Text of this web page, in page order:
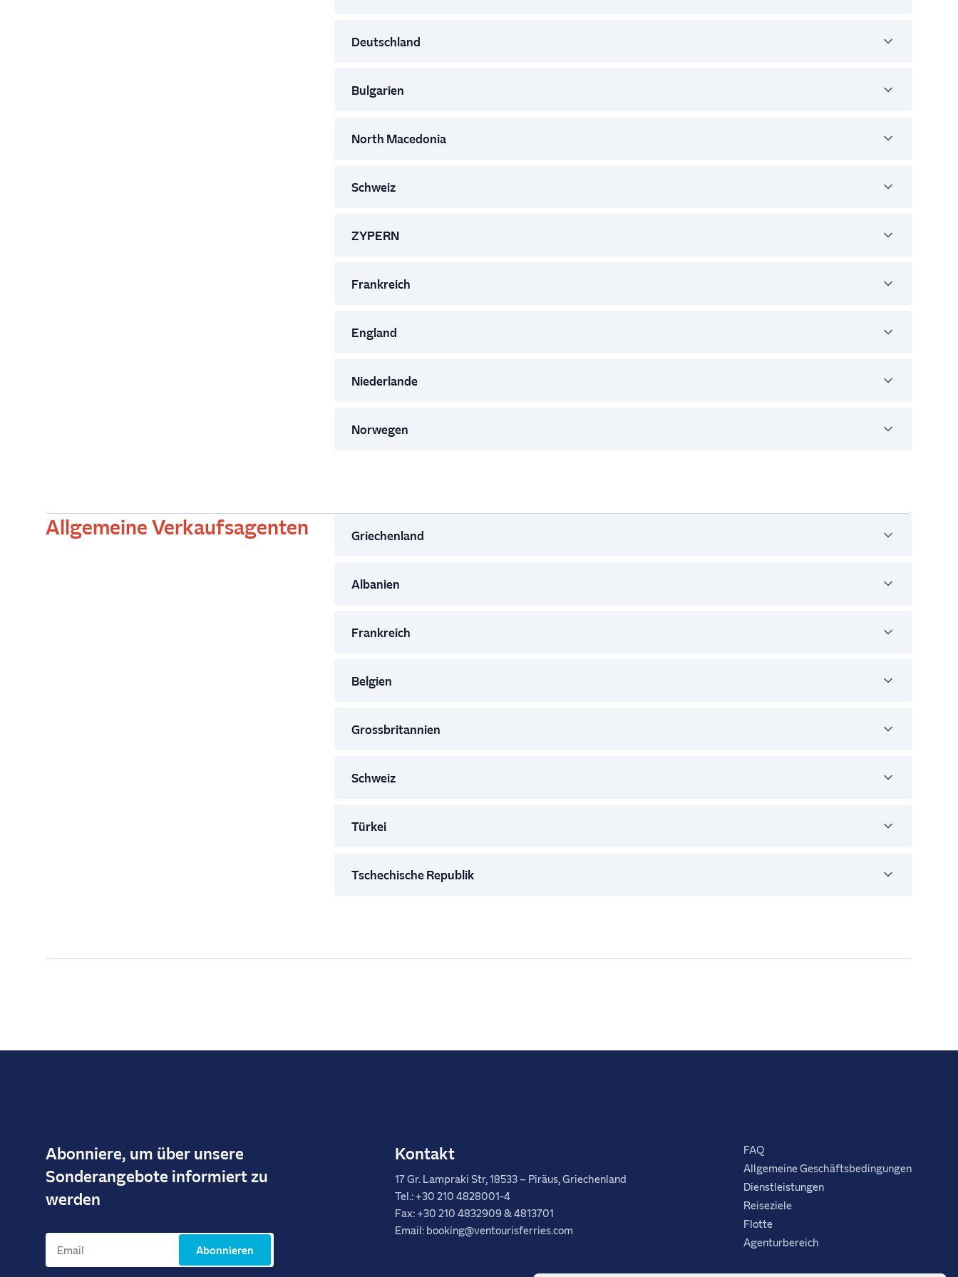
Deutschland
Bulgarien
North Macedonia
Schweiz
ZYPERN
Frankreich
England
Niederlande
Norwegen
Allgemeine Verkaufsagenten Griechenland
Albanien
Frankreich
Belgien
Grossbritannien
Schweiz
Türkei
Tschechische Republik
Abonniere, um über unsere
Sonderangebote informiert zu
werden
Abonnieren
Kontakt
17 Gr. Lampraki Str, 18533 – Piräus, Griechenland
Tel.: +30 210 4828001-4
Fax: +30 210 4832909 & 4813701
Email: booking@ventourisferries.com
FAQ
Allgemeine Geschäftsbedingungen
Dienstleistungen
Reiseziele
Flotte
Agenturbereich